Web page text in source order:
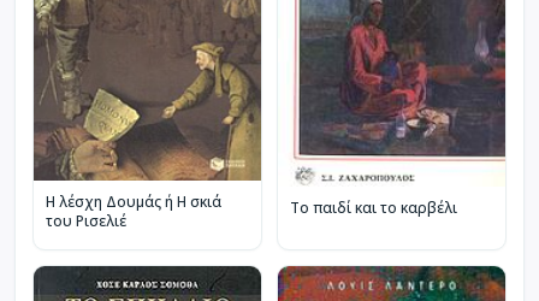
Η λέσχη Δουμάς ή Η σκιά
του Ρισελιέ
Το παιδί και το καρβέλι